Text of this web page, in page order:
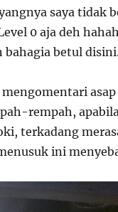
saya tidak
0 aja deh
bahagia betul
rempah,
terkadang
ini